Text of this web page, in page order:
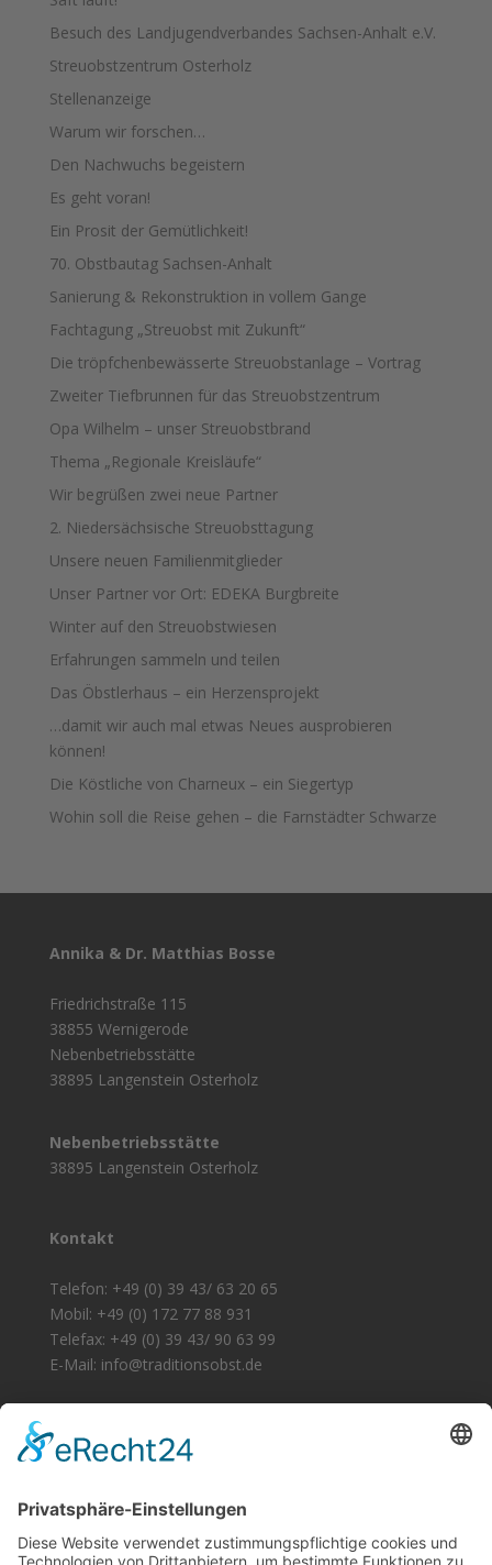
Besuch des Landjugendverbandes Sachsen-Anhalt e.V.
Streuobstzentrum Osterholz
Stellenanzeige
Warum wir forschen…
Den Nachwuchs begeistern
Es geht voran!
Ein Prosit der Gemütlichkeit!
70. Obstbautag Sachsen-Anhalt
Sanierung & Rekonstruktion in vollem Gange
Fachtagung „Streuobst mit Zukunft“
Die tröpfchenbewässerte Streuobstanlage – Vortrag
Zweiter Tiefbrunnen für das Streuobstzentrum
Opa Wilhelm – unser Streuobstbrand
Thema „Regionale Kreisläufe“
Wir begrüßen zwei neue Partner
2. Niedersächsische Streuobsttagung
Unsere neuen Familienmitglieder
Unser Partner vor Ort: EDEKA Burgbreite
Winter auf den Streuobstwiesen
Erfahrungen sammeln und teilen
Das Öbstlerhaus – ein Herzensprojekt
…damit wir auch mal etwas Neues ausprobieren
können!
Die Köstliche von Charneux – ein Siegertyp
Wohin soll die Reise gehen – die Farnstädter Schwarze
Annika & Dr. Matthias Bosse
Friedrichstraße 115
38855 Wernigerode
Nebenbetriebsstätte
38895 Langenstein Osterholz
Nebenbetriebsstätte
38895 Langenstein Osterholz
Kontakt
Telefon: +49 (0) 39 43/ 63 20 65
Mobil: +49 (0) 172 77 88 931
Telefax: +49 (0) 39 43/ 90 63 99
E-Mail: info@traditionsobst.de
Zertifizierung
Verordnung.
Öko-Kontrollstelle: DE - ÖKO - 021